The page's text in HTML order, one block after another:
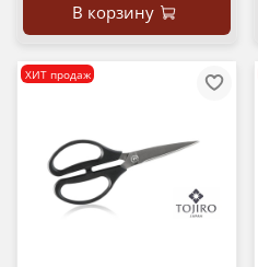
В корзину
ХИТ продаж